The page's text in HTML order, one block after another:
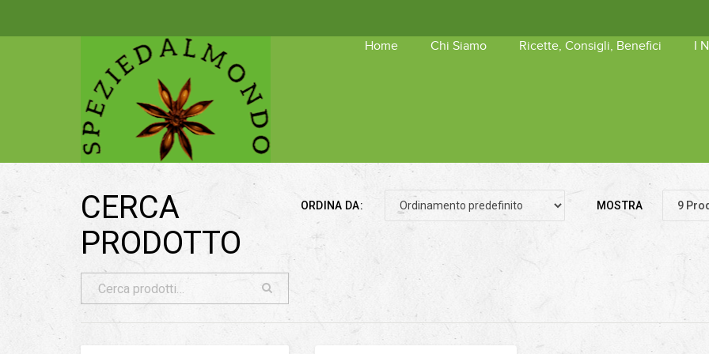
Home Chi Siamo Ricette, Consigli, Benefici I
CERCA
PRODOTTO
ORDINA DA: MOSTRA